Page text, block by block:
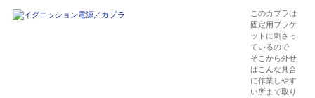
このカプラは
固定用ブラケ
ットに刺さっ
ているので
そこから外せ
ばこんな具合
に作業しやす
い所まで取り